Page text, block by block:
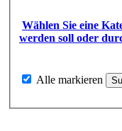
Wählen Sie eine
werden soll oder
Alle markieren